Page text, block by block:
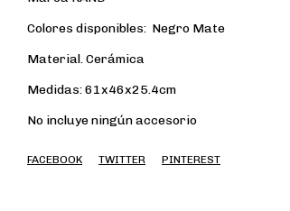
Colores disponibles: Negro Mate
Material. Cerámica
Medidas: 61x46x25.4cm
No incluye ningún accesorio
FACEBOOK TWITTER PINTEREST